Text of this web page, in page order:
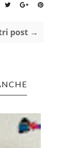
post →